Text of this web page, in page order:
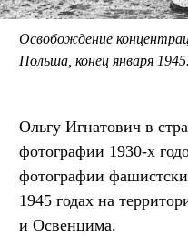
Освобождение
Польша, конец января 1945.
Ольгу Игнатович в
фотографии 1930-х
фотографии
1945 годах на
и Освенцима.